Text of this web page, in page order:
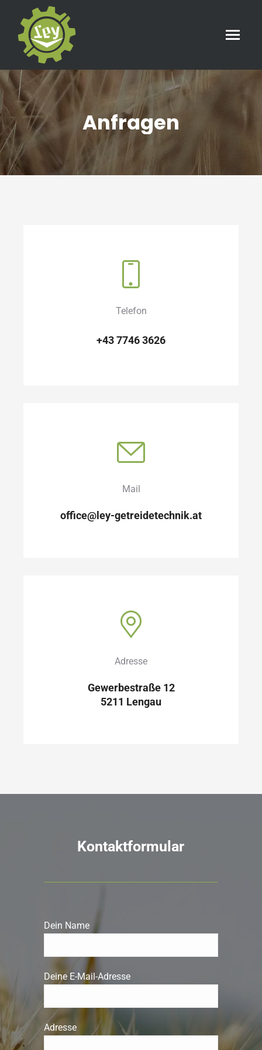
Anfragen
Sie befinden sich hier:
Telefon
+43 7746 3626
Mail
office@ley-getreidetechnik.at
Adresse
Gewerbestraße 12
5211 Lengau
Kontaktformular
Dein Name
Deine E-Mail-Adresse
Adresse